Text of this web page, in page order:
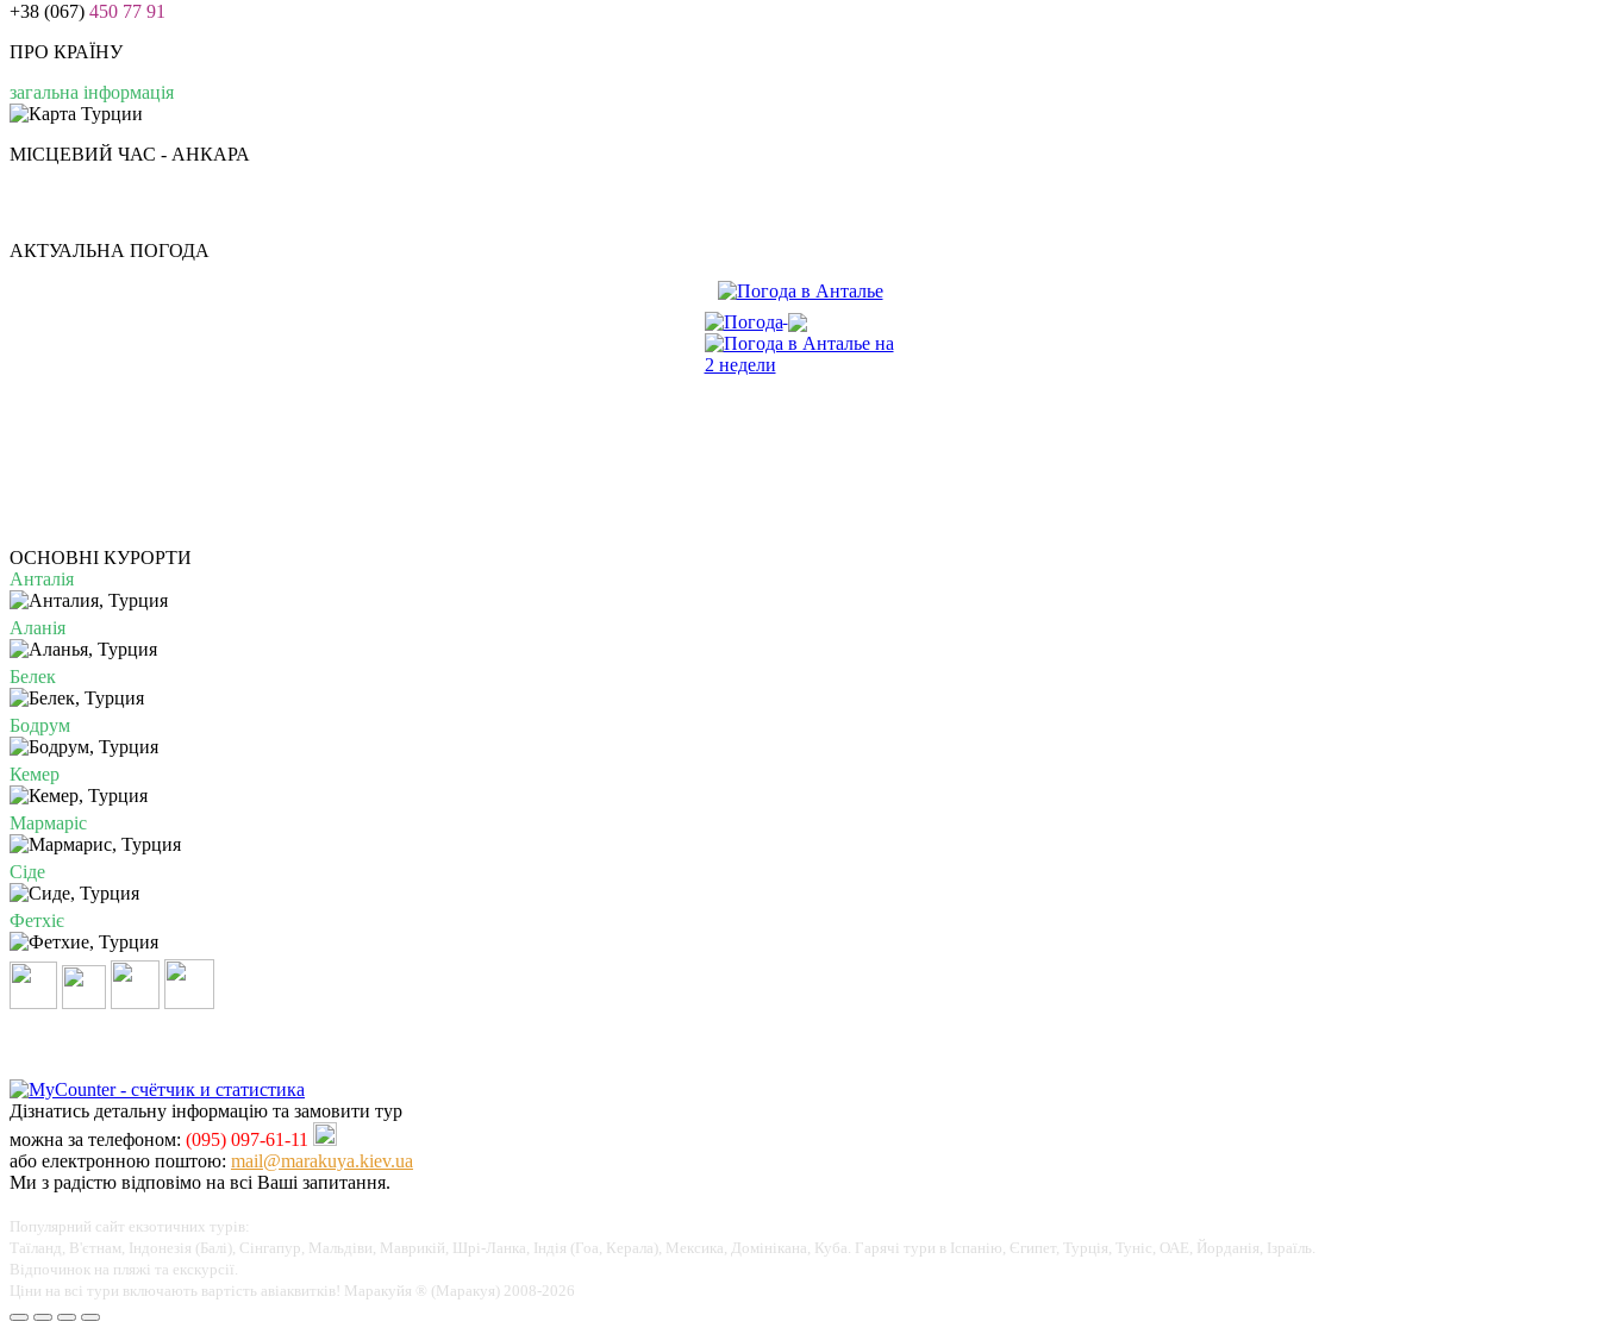
+38 (067) 450 77 91
ПРО КРАЇНУ
загальна інформація
МІСЦЕВИЙ ЧАС - АНКАРА
АКТУАЛЬНА ПОГОДА
ОСНОВНІ КУРОРТИ
Анталія
Аланія
Белек
Бодрум
Кемер
Мармаріс
Сіде
Фетхіє
Дізнатись детальну інформацію та замовити тур
можна за телефоном: (095) 097-61-11
або електронною поштою: mail@marakuya.kiev.ua
Ми з радістю відповімо на всі Ваші запитання.
Популярний сайт екзотичних турів:
Таїланд, В'єтнам, Індонезія (Балі), Сінгапур, Мальдіви, Маврикій, Шрі-Ланка, Індія (Гоа, Керала), Мексика, Домінікана, Куба. Гарячі тури в Іспанію, Єгипет, Турція, Туніс, ОАЕ, Йорданія, Ізраїль.
Відпочинок на пляжі та екскурсії.
Ціни на всі тури включають вартість авіаквитків! Маракуйя ® (Маракуя) 2008-2026